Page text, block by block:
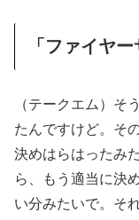
「ファイヤ
（テークエム）そ
たんですけど。そ
決めはらはったみ
ら、もう適当に決
い分みたいで。そ